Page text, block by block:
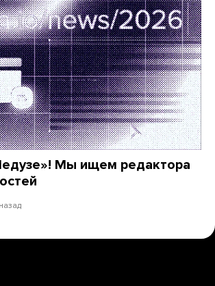
Мы ищем редактора